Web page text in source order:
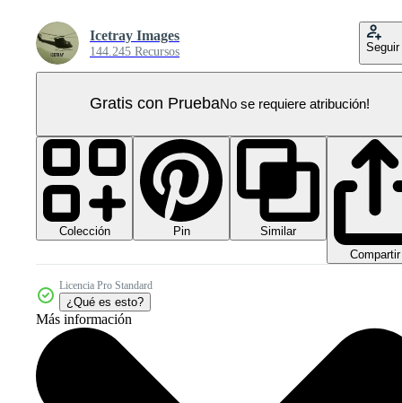
Icetray Images
144.245 Recursos Seguir
Gratis con PruebaNo se requiere atribución!
Colección Pin
Similar
Compartir
Licencia Pro Standard
¿Qué es esto?
Más información